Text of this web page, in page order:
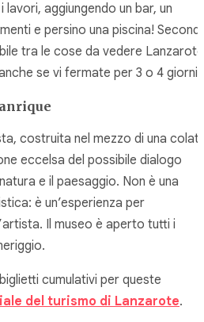
aggiungendo un bar, un
e persino una piscina!
tra le cose da vedere
se vi fermate per 3 o 4 giorni.
costruita nel mezzo di una
eccelsa del possibile dialogo
e il paesaggio. Non è una
è un’esperienza per
Il museo è aperto tutti i
cumulativi per queste
del turismo di Lanzarote.